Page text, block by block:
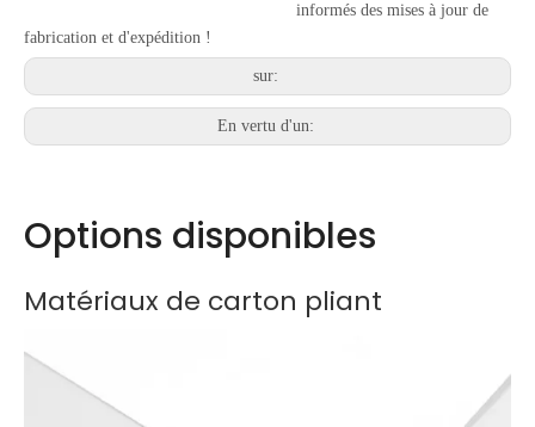
informés des mises à jour de
fabrication et d'expédition !
sur:
En vertu d'un:
Options disponibles
Matériaux de carton pliant